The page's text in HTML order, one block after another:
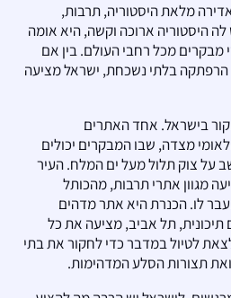
מלאת היסטוריה, תרבות,
היסטוריה ארוכה וקשה, היא אומה
מבקרים מכל רחבי העולם. בין אם
בלתי נשכחת, ישראל מציעה
בישראל. אחד האתרים
מצדה, שבו המבקרים יכולים
על צוק תלול מעל ים המלח. העיר
מגוון אתרי תרבות, מהכותל
לו. הכנרת היא אתר מדהים
תיכונית, תל אביב, מציעה את כל
לטיול במדבר כדי לחקור את בתי
תצורות הסלע המדהימות.